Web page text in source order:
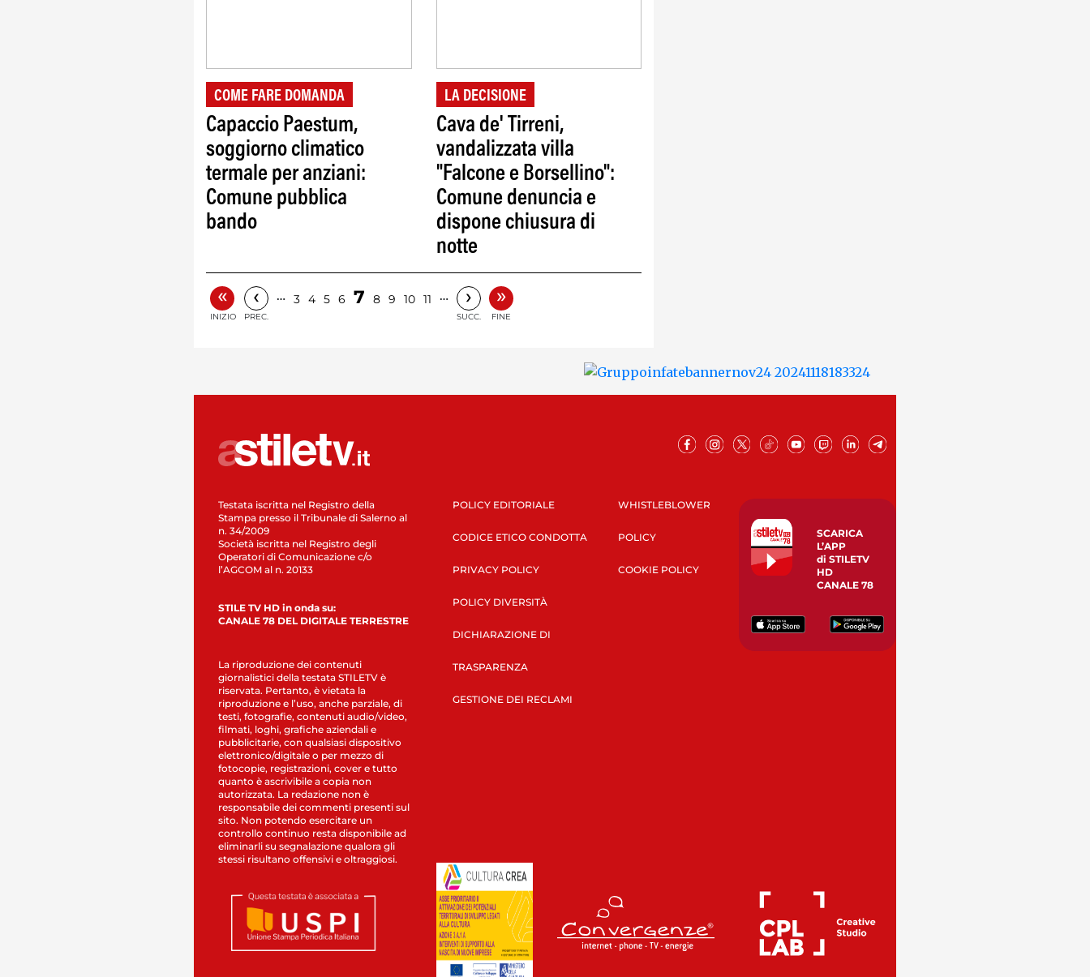
COME FARE DOMANDA
Capaccio Paestum,
soggiorno climatico
termale per anziani:
Comune pubblica
bando
LA DECISIONE
Cava de' Tirreni,
vandalizzata villa
"Falcone e Borsellino":
Comune denuncia e
dispone chiusura di
notte
«
INIZIO
‹
PREC.
… 3 4 5 6 7 8 9 10 11 … ›
SUCC.
»
FINE
Testata iscritta nel Registro della
Stampa presso il Tribunale di Salerno al
n. 34/2009
Società iscritta nel Registro degli
Operatori di Comunicazione c/o
l’AGCOM al n. 20133
STILE TV HD in onda su:
CANALE 78 DEL DIGITALE TERRESTRE
La riproduzione dei contenuti
giornalistici della testata STILETV è
riservata. Pertanto, è vietata la
riproduzione e l’uso, anche parziale, di
testi, fotografie, contenuti audio/video,
filmati, loghi, grafiche aziendali e
pubblicitarie, con qualsiasi dispositivo
elettronico/digitale o per mezzo di
fotocopie, registrazioni, cover e tutto
quanto è ascrivibile a copia non
autorizzata. La redazione non è
responsabile dei commenti presenti sul
sito. Non potendo esercitare un
controllo continuo resta disponibile ad
eliminarli su segnalazione qualora gli
stessi risultano offensivi e oltraggiosi.
POLICY EDITORIALE
CODICE ETICO CONDOTTA
PRIVACY POLICY
POLICY DIVERSITÀ
DICHIARAZIONE DI
TRASPARENZA
GESTIONE DEI RECLAMI
WHISTLEBLOWER
POLICY
COOKIE POLICY
SCARICA
L’APP
di STILETV
HD
CANALE 78